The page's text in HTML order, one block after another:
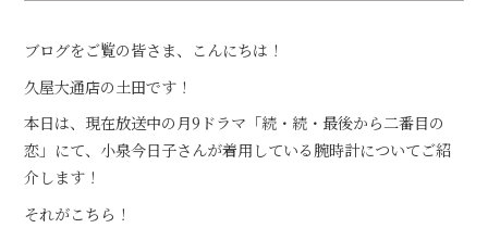
ブログをご覧の皆さま、こんにちは！
久屋大通店の土田です！
本日は、現在放送中の月9ドラマ「続・続・最後から二番目の
恋」にて、小泉今日子さんが着用している腕時計についてご紹
介します！
それがこちら！